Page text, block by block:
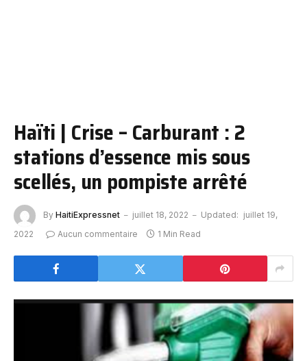
Haïti | Crise – Carburant : 2
stations d’essence mis sous
scellés, un pompiste arrêté
By HaitiExpressnet juillet 18, 2022 Updated: juillet 19,
2022
Aucun commentaire 1 Min Read